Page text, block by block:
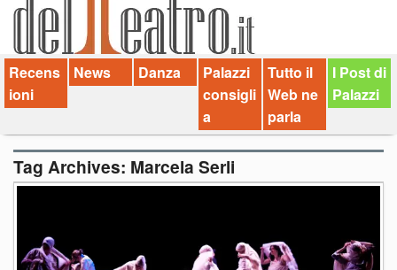
Palazzi consiglia
Video
Chi siamo
Contatti
Recens
ioni
News Danza
Palazzi
consigli
a
Tutto il
Web ne
parla
I Post di
Palazzi
Tag Archives: Marcela Serli